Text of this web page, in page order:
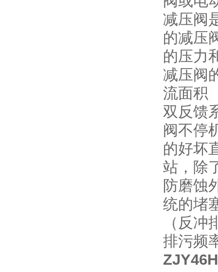
减压阀
的减压
的压力
减压阀
流面积
双反馈
阀不停
的好坏
站，除
防磨蚀
统的堵
（反
排污频